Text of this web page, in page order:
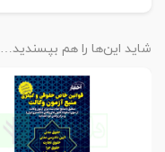
شاید این‌ها را هم بپسندید…